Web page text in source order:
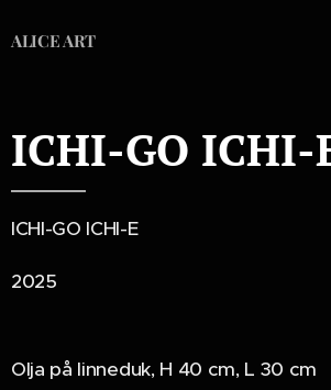
ALICE ART
ICHI-GO ICHI-
ICHI-GO ICHI-E
2025
Olja på linneduk, H 40 cm, L 30 cm